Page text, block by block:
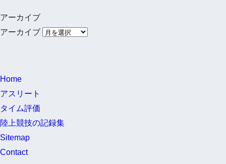
アーカイブ
アーカイブ
Home
アスリート
タイム評価
陸上競技の記録集
Sitemap
Contact